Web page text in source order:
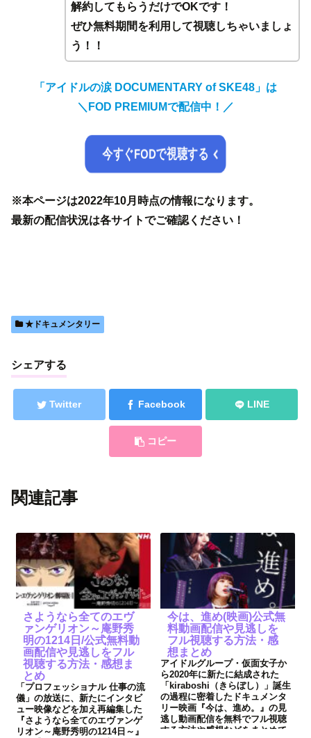
解約してもらうだけでOKです！
ぜひ無料期間を利用して視聴しちゃいましょ
う！！
「アイドルの涙 DOCUMENTARY of SKE48」は
＼FOD PREMIUMで配信中！／
今すぐFODで視聴する
※本ページは2022年10月時点の情報になります。
最新の配信状況は各サイトでご確認ください！
★ドキュメンタリー
シェアする
Twitter Facebook LINE
コピー
関連記事
さようなら全てのエヴ
ァンゲリオン～庵野秀
明の1214日/公式無料動
画配信や見逃しをフル
視聴する方法・感想ま
とめ
「プロフェッショナル 仕事の流
儀」の放送に、新たにインタビ
ュー映像などを加え再編集した
『さようなら全てのエヴァンゲ
リオン～庵野秀明の1214日～』
今は、進め(映画)公式無
料動画配信や見逃しを
フル視聴する方法・感
想まとめ
アイドルグループ・仮面女子か
ら2020年に新たに結成された
「kiraboshi（きらぼし）」誕生
の過程に密着したドキュメンタ
リー映画『今は、進め。』の見
逃し動画配信を無料でフル視聴
する方法や感想などをまとめて